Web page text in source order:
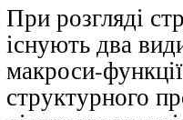
При розгляді
існують два
макроси-
структурного